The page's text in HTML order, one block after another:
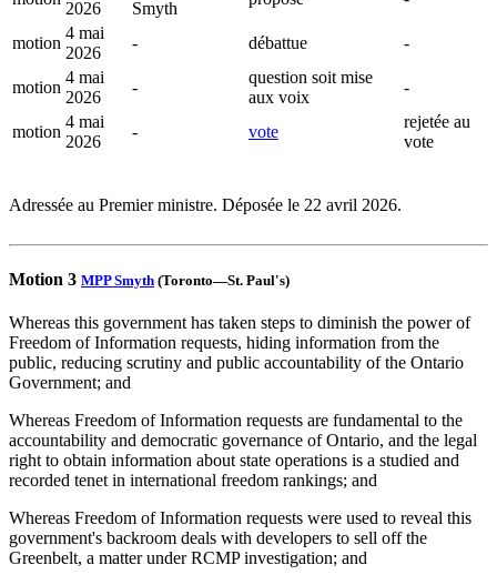
2026
Smyth
motion
4 mai
2026
- débattue -
motion
4 mai
2026
-
question soit mise
aux voix
-
motion
4 mai
2026
- vote
rejetée au
vote
Adressée au Premier ministre. Déposée le 22 avril 2026.
Motion 3 MPP Smyth (Toronto—St. Paul's)
Whereas this government has taken steps to diminish the power of
Freedom of Information requests, hiding information from the
public, reducing scrutiny and public accountability of the Ontario
Government; and
Whereas Freedom of Information requests are fundamental to the
accountability and democratic governance of Ontario, and the legal
right to obtain information about state operations is a studied and
recorded tenet in international freedom rankings; and
Whereas Freedom of Information requests were used to reveal this
government's backroom deals with developers to sell off the
Greenbelt, a matter under RCMP investigation; and